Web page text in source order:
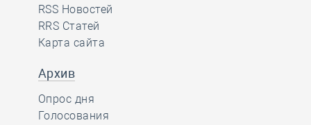
RSS Новостей
RRS Статей
Карта сайта
Архив
Опрос дня
Голосования